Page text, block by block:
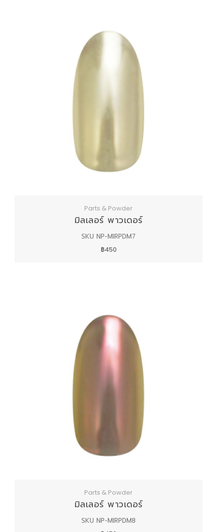
Parts & Powder
มิลเลอร์ พาวเดอร์
SKU NP-MIRPDM7
฿450
Parts & Powder
มิลเลอร์ พาวเดอร์
SKU NP-MIRPDM8